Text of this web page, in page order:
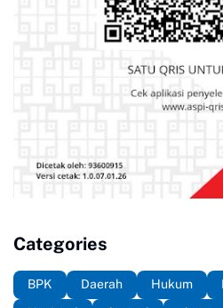
Categories
BPK Daerah Hukum